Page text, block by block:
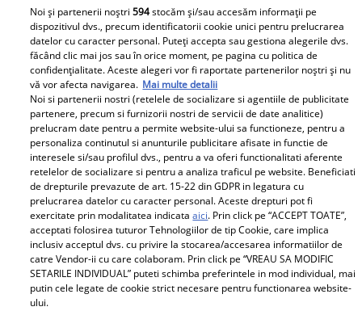
extraconjugală cu antrenorul a
dus la divorțul de Rareș Cojoc,
însă nimeni nu se aștepta la ce
se întâmplă în prezent
Este în culmea fericirii! Vedeta a
devenit mamă pentru a doua
oară și a dezvăluit prima
imagine cu fiul său: „Iubirile
vieții mele” Foto
A1.ro
Poftiți pe la noi: Poftiți la
întrecere. Mirela Vaida și
Noi și partenerii noștri594stocăm și/sau accesăm informații pe
dispozitivul dvs., precum identificatorii cookie unici pentru prelucrarea
datelor cu caracter personal. Puteți accepta sau gestiona alegerile dvs.
făcând clic mai jos sau în orice moment, pe pagina cu politica de
confidențialitate. Aceste alegeri vor fi raportate partenerilor noștri și nu
vă vor afecta navigarea. Mai multe detalii
Noi si partenerii nostri (retelele de socializare si agentiile de publicitate
partenere, precum si furnizorii nostri de servicii de date analitice)
prelucram date pentru a permite website-ului sa functioneze, pentru a
personaliza continutul si anunturile publicitare afisate in functie de
interesele si/sau profilul dvs., pentru a va oferi functionalitati aferente
retelelor de socializare si pentru a analiza traficul pe website. Beneficiati
de drepturile prevazute de art. 15-22 din GDPR in legatura cu
prelucrarea datelor cu caracter personal. Aceste drepturi pot fi
exercitate prin modalitatea indicataaici. Prin click pe “ACCEPT TOATE”,
acceptati folosirea tuturor Tehnologiilor de tip Cookie, care implica
inclusiv acceptul dvs. cu privire la stocarea/accesarea informatiilor de
catre Vendor-ii cu care colaboram. Prin click pe “VREAU SA MODIFIC
SETARILE INDIVIDUAL” puteti schimba preferintele in mod individual, mai
putin cele legate de cookie strict necesare pentru functionarea website-
ului.